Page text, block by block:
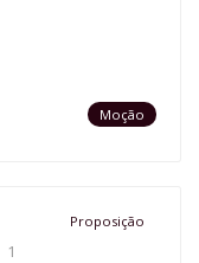
Moção
Proposição
1